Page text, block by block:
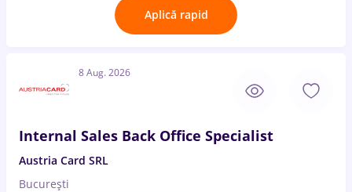
Aplică rapid
8 Aug. 2026
Internal Sales Back Office Specialist
Austria Card SRL
București